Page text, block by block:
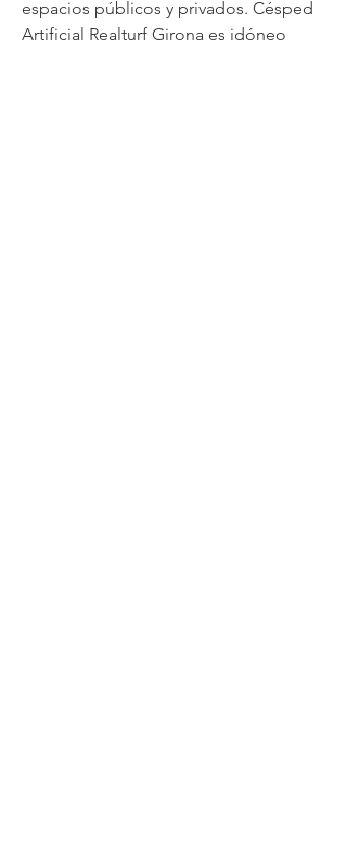
espacios públicos y privados. Césped
Artificial Realturf Girona es idóneo